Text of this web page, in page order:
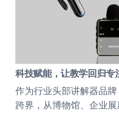
科技赋能，让教学回归专
作为行业头部讲解器品
跨界，从博物馆、企业展